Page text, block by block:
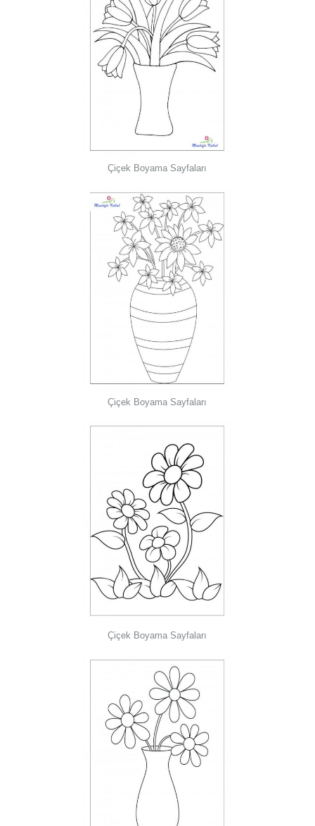
Çiçek Boyama Sayfaları
Çiçek Boyama Sayfaları
Çiçek Boyama Sayfaları